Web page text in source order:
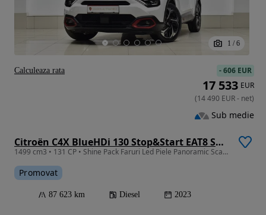
1 / 6
Citroën C4X BlueHDi 130 Stop&Start EAT8 SHINE
1499 cm3 • 131 CP • Shine Pack Faruri Led Piele Panoramic Scaune si volan incalzit Masaj
Promovat
87 623 km Diesel 2023
-606 EUR
17 533 EUR
(14 490 EUR- net)
Sub medie
Calculeaza rata